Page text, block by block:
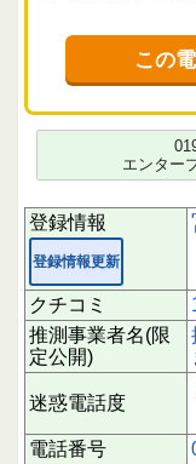
クチコミから
現時点で利用
きません。電
れます。ただし
は注意を払うこ
下にスクロール
のクチコミを読
からの電話で気
投稿で情報共
回のアクション
す。
この
エンター
登録情報
登録情報更新
クチコミ
推測事業者名(限
定公開)
迷惑電話度
電話番号